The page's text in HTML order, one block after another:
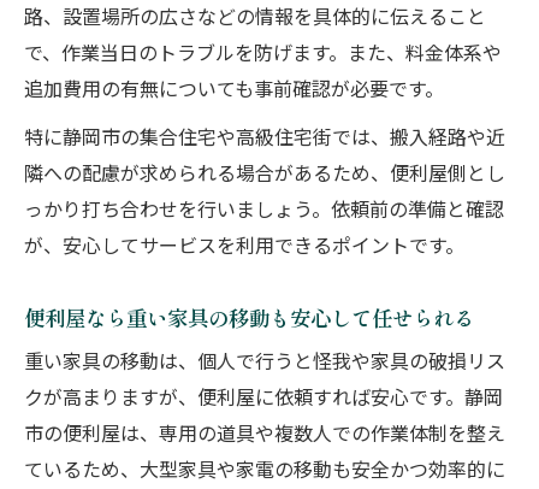
路、設置場所の広さなどの情報を具体的に伝えること
で、作業当日のトラブルを防げます。また、料金体系や
追加費用の有無についても事前確認が必要です。
特に静岡市の集合住宅や高級住宅街では、搬入経路や近
隣への配慮が求められる場合があるため、便利屋側とし
っかり打ち合わせを行いましょう。依頼前の準備と確認
が、安心してサービスを利用できるポイントです。
便利屋なら重い家具の移動も安心して任せられる
重い家具の移動は、個人で行うと怪我や家具の破損リス
クが高まりますが、便利屋に依頼すれば安心です。静岡
市の便利屋は、専用の道具や複数人での作業体制を整え
ているため、大型家具や家電の移動も安全かつ効率的に